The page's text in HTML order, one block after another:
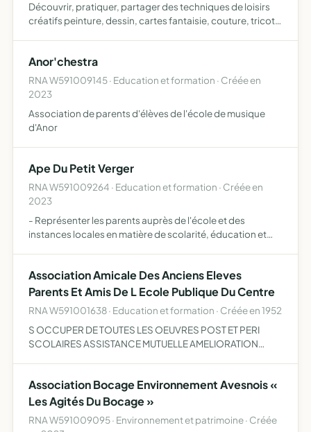
Découvrir, pratiquer, partager des techniques de loisirs
créatifs peinture, dessin, cartes fantaisie, couture, tricot,
Anor'chestra
RNA W591009145 · Education et formation · Créée en
2023
Association de parents d'élèves de l'école de musique
d'Anor
Ape Du Petit Verger
RNA W591009264 · Education et formation · Créée en
2023
- Représenter les parents auprès de l'école et des
instances locales en matière de scolarité, éducation et
Association Amicale Des Anciens Eleves
Parents Et Amis De L Ecole Publique Du Centre
RNA W591001638 · Education et formation · Créée en 1952
S OCCUPER DE TOUTES LES OEUVRES POST ET PERI
SCOLAIRES ASSISTANCE MUTUELLE AMELIORATION
Association Bocage Environnement Avesnois «
Les Agités Du Bocage »
RNA W591009095 · Environnement et patrimoine · Créée